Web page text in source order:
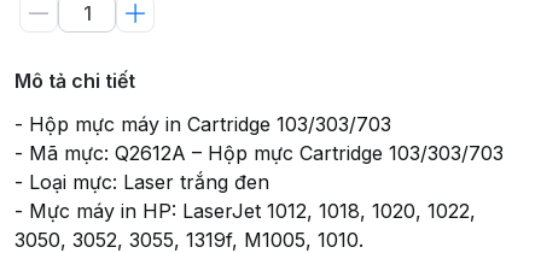
Mô tả chi tiết
- Hộp mực máy in Cartridge 103/303/703
- Mã mực: Q2612A – Hộp mực Cartridge 103/303/703
- Loại mực: Laser trắng đen
- Mực máy in HP: LaserJet 1012, 1018, 1020, 1022,
3050, 3052, 3055, 1319f, M1005, 1010.